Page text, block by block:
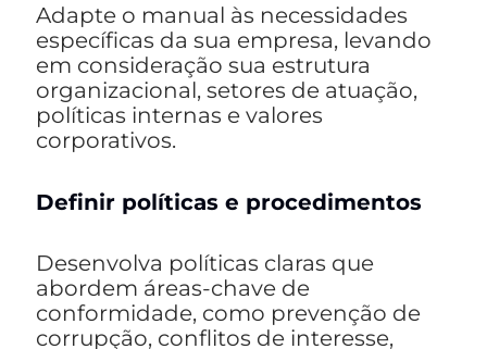
Adapte o manual às necessidades
específicas da sua empresa, levando
em consideração sua estrutura
organizacional, setores de atuação,
políticas internas e valores
corporativos.
Definir políticas e procedimentos
Desenvolva políticas claras que
abordem áreas-chave de
conformidade, como prevenção de
corrupção, conflitos de interesse,